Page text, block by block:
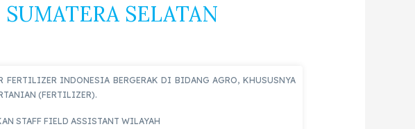
SELATAN
FERTILIZER INDONESIA BERGERAK DI BIDANG AGRO, KHUSUSNYA
(FERTILIZER).
STAFF FIELD ASSISTANT WILAYAH